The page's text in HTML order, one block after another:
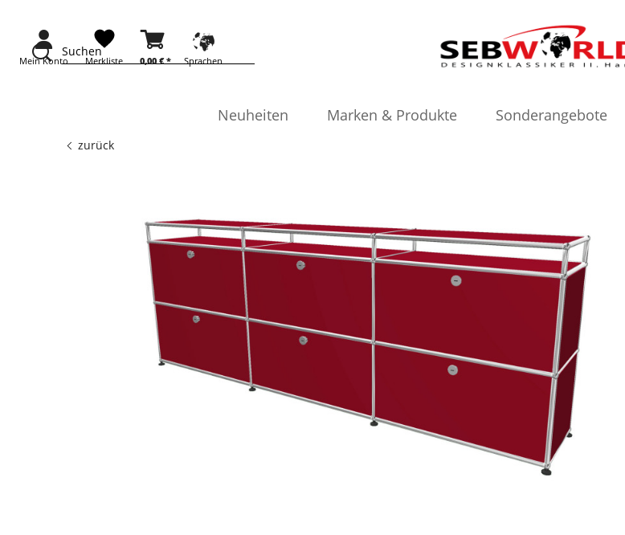
Suchen
Mein Konto 0,00 €*
Merkliste Sprachen
Neuheiten Marken & Produkte Sonderangebote
zurück